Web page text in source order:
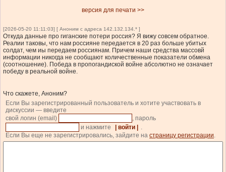
версия для печати >>
[2026-05-20 11:11:03] [ Аноним с адреса 142.132.134.* ]
Откуда данные про гиганские потери россия? Я вижу совсем обратное.
Реалии таковы, что нам россияне передается в 20 раз больше убитых
солдат, чем иы передаем россиянам. Причем наши средства массовй
информации никогда не сообщают количественные показатели обмена
(соотношение). Победа в пропогандиской войне абсолютно не означает
победу в реальной войне.
Что скажете, Аноним?
Если Вы зарегистрированный пользователь и хотите участвовать в
дискуссии — введите
свой логин (email)
, пароль
и нажмите
| войти |
.
Если Вы еще не зарегистрировались, зайдите на страницу регистрации.